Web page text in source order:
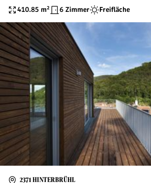
BEZIEHBAR
410.85 m² 6 Zimmer Freifläche
2371 HINTERBRÜHL